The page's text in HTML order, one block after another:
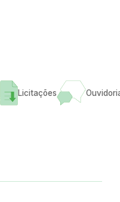
Licitações